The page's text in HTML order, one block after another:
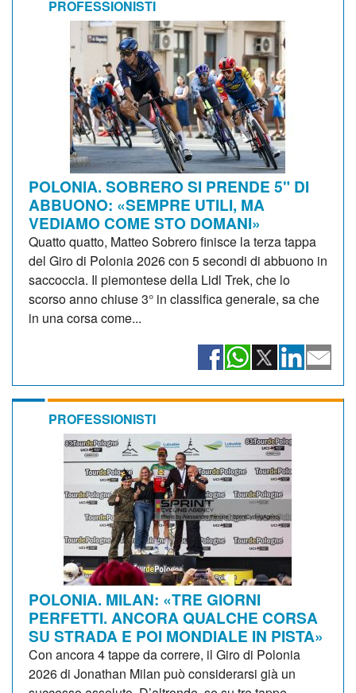
PROFESSIONISTI
POLONIA. SOBRERO SI PRENDE 5" DI
ABBUONO: «SEMPRE UTILI, MA
VEDIAMO COME STO DOMANI»
Quatto quatto, Matteo Sobrero finisce la terza tappa
del Giro di Polonia 2026 con 5 secondi di abbuono in
saccoccia. Il piemontese della Lidl Trek, che lo
scorso anno chiuse 3° in classifica generale, sa che
in una corsa come...
PROFESSIONISTI
POLONIA. MILAN: «TRE GIORNI
PERFETTI. ANCORA QUALCHE CORSA
SU STRADA E POI MONDIALE IN PISTA»
Con ancora 4 tappe da correre, il Giro di Polonia
2026 di Jonathan Milan può considerarsi già un